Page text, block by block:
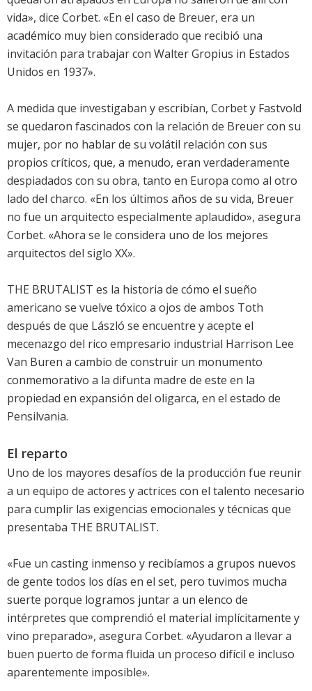
vida», dice Corbet. «En el caso de Breuer, era un
académico muy bien considerado que recibió una
invitación para trabajar con Walter Gropius in Estados
Unidos en 1937».
A medida que investigaban y escribían, Corbet y Fastvold
se quedaron fascinados con la relación de Breuer con su
mujer, por no hablar de su volátil relación con sus
propios críticos, que, a menudo, eran verdaderamente
despiadados con su obra, tanto en Europa como al otro
lado del charco. «En los últimos años de su vida, Breuer
no fue un arquitecto especialmente aplaudido», asegura
Corbet. «Ahora se le considera uno de los mejores
arquitectos del siglo XX».
THE BRUTALIST es la historia de cómo el sueño
americano se vuelve tóxico a ojos de ambos Toth
después de que László se encuentre y acepte el
mecenazgo del rico empresario industrial Harrison Lee
Van Buren a cambio de construir un monumento
conmemorativo a la difunta madre de este en la
propiedad en expansión del oligarca, en el estado de
Pensilvania.
El reparto
Uno de los mayores desafíos de la producción fue reunir
a un equipo de actores y actrices con el talento necesario
para cumplir las exigencias emocionales y técnicas que
presentaba THE BRUTALIST.
«Fue un casting inmenso y recibíamos a grupos nuevos
de gente todos los días en el set, pero tuvimos mucha
suerte porque logramos juntar a un elenco de
intérpretes que comprendió el material implícitamente y
vino preparado», asegura Corbet. «Ayudaron a llevar a
buen puerto de forma fluida un proceso difícil e incluso
aparentemente imposible».